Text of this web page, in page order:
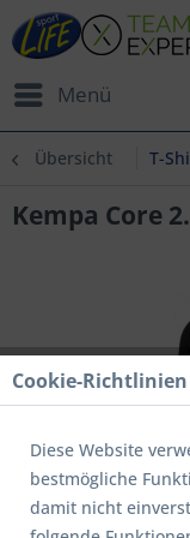
Menü
Übersicht T-
Kempa Core
Cookie-Richtlinien
Diese Website
bestmögliche
damit nicht